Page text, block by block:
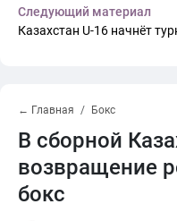
Следующий материал
Казахстан U-16 начнёт
← Главная Бокс
В сборной
возвращение
бокс